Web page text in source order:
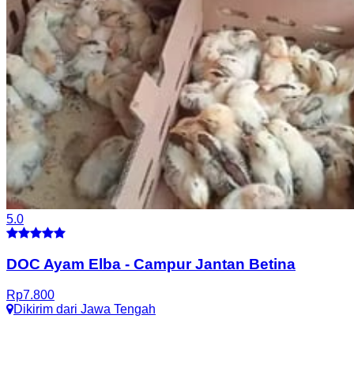
5.0
DOC Ayam Elba - Campur Jantan Betina
Rp7.800
Dikirim dari Jawa Tengah